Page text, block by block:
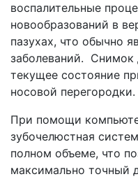
воспалительные
новообразований в
пазухах, что обычно
заболеваний. Снимок
текущее состояние
носовой перегородки.
При помощи
зубочелюстная
полном объеме, что
максимально точный